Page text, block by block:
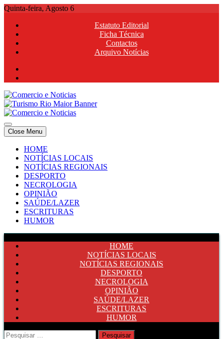
Skip
content
Quinta-feira, Agosto 6
Estatuto Editorial
Ficha Técnica
Contactos
Arquivo Notícias
Comercio e Noticias
Notícias e Publicidade Online
Comercio e Noticias
Notícias e Publicidade Online
Close Menu
HOME
NOTÍCIAS LOCAIS
NOTÍCIAS REGIONAIS
DESPORTO
NECROLOGIA
OPINIÃO
SAÚDE/LAZER
ESCRITURAS
HUMOR
HOME
NOTÍCIAS LOCAIS
NOTÍCIAS REGIONAIS
DESPORTO
NECROLOGIA
OPINIÃO
SAÚDE/LAZER
ESCRITURAS
HUMOR
Pesquisar